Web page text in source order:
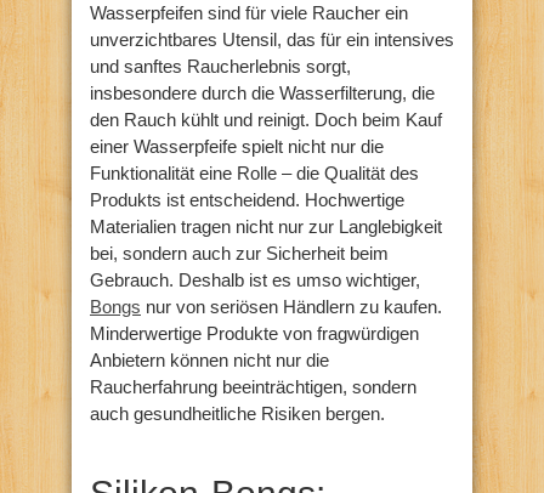
Wasserpfeifen sind für viele Raucher ein
unverzichtbares Utensil, das für ein intensives
und sanftes Raucherlebnis sorgt,
insbesondere durch die Wasserfilterung, die
den Rauch kühlt und reinigt. Doch beim Kauf
einer Wasserpfeife spielt nicht nur die
Funktionalität eine Rolle – die Qualität des
Produkts ist entscheidend. Hochwertige
Materialien tragen nicht nur zur Langlebigkeit
bei, sondern auch zur Sicherheit beim
Gebrauch. Deshalb ist es umso wichtiger,
Bongs nur von seriösen Händlern zu kaufen.
Minderwertige Produkte von fragwürdigen
Anbietern können nicht nur die
Raucherfahrung beeinträchtigen, sondern
auch gesundheitliche Risiken bergen.